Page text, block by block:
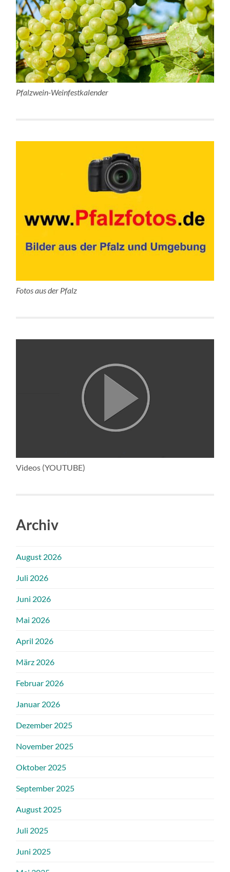
Pfalzwein-Weinfestkalender
Fotos aus der Pfalz
Videos (YOUTUBE)
Archiv
August 2026
Juli 2026
Juni 2026
Mai 2026
April 2026
März 2026
Februar 2026
Januar 2026
Dezember 2025
November 2025
Oktober 2025
September 2025
August 2025
Juli 2025
Juni 2025